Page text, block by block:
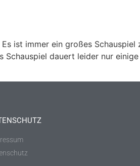
ist immer ein großes Schauspiel
Schauspiel dauert leider nur einige